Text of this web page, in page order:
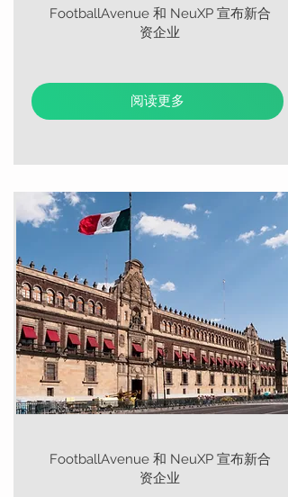
FootballAvenue 和 NeuXP 宣布新合
资企业
阅读更多
FootballAvenue 和 NeuXP 宣布新合
资企业